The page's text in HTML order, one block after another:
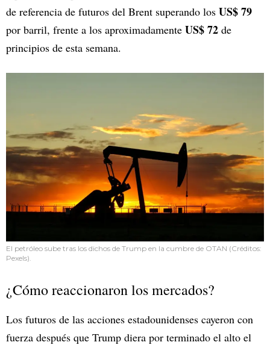
de referencia de futuros del Brent superando los US$ 79
por barril, frente a los aproximadamente US$ 72 de
principios de esta semana.
El petróleo sube tras los dichos de Trump en la cumbre de OTAN (Créditos:
Pexels).
¿Cómo reaccionaron los mercados?
Los futuros de las acciones estadounidenses cayeron con
fuerza después que Trump diera por terminado el alto el